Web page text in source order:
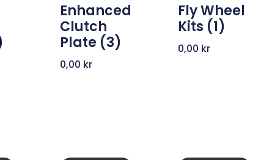
Enhanced
Clutch
Plate (3)
0,00 kr
Fly Wheel
Kits (1)
0,00 kr